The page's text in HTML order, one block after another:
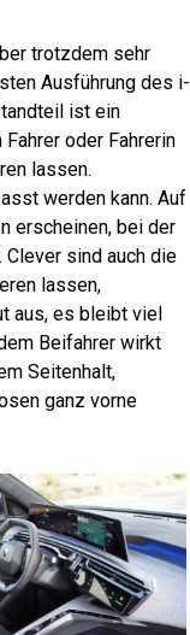
trotzdem sehr
Ausführung des i-
ist ein
oder Fahrerin
lassen.
werden kann. Auf
erscheinen, bei der
Clever sind auch die
lassen,
aus, es bleibt viel
Beifahrer wirkt
Seitenhalt,
ganz vorne